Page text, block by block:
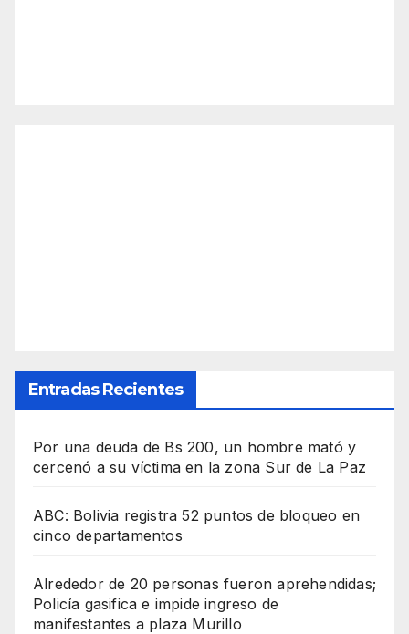
Entradas Recientes
Por una deuda de Bs 200, un hombre mató y
cercenó a su víctima en la zona Sur de La Paz
ABC: Bolivia registra 52 puntos de bloqueo en
cinco departamentos
Alrededor de 20 personas fueron aprehendidas;
Policía gasifica e impide ingreso de
manifestantes a plaza Murillo